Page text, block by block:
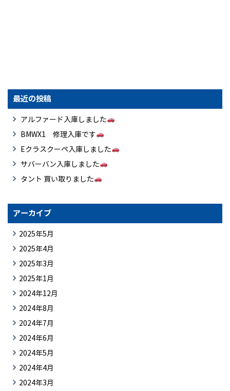
最近の投稿
アルファード入庫しました
BMWX1 修理入庫です
Eクラスクーペ入庫しました
サバーバン入庫しました
タント 買い取りました
アーカイブ
2025年5月
2025年4月
2025年3月
2025年1月
2024年12月
2024年8月
2024年7月
2024年6月
2024年5月
2024年4月
2024年3月